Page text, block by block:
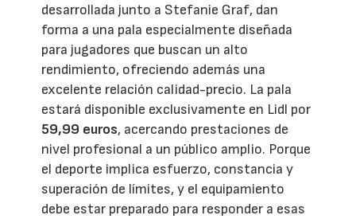
desarrollada junto a Stefanie Graf, dan
forma a una pala especialmente diseñada
para jugadores que buscan un alto
rendimiento, ofreciendo además una
excelente relación calidad-precio. La pala
estará disponible exclusivamente en Lidl por
59,99 euros, acercando prestaciones de
nivel profesional a un público amplio. Porque
el deporte implica esfuerzo, constancia y
superación de límites, y el equipamiento
debe estar preparado para responder a esas